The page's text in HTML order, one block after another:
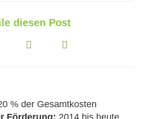
diesen Post
% der Gesamtkosten
Förderung: 2014 bis heute